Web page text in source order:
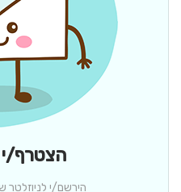
הצטרף/י
הירשם/י לניוזלטר